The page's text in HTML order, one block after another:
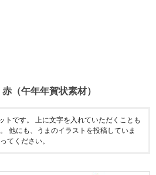
（午年年賀状素材）
トです。 上に文字を入れていただくことも
他にも、うまのイラストを投稿していま
てください。